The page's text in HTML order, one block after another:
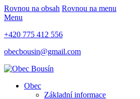
Rovnou na obsah Rovnou na menu
Menu
+420 775 412 556
obecbousin@gmail.com
Obec
Základní informace